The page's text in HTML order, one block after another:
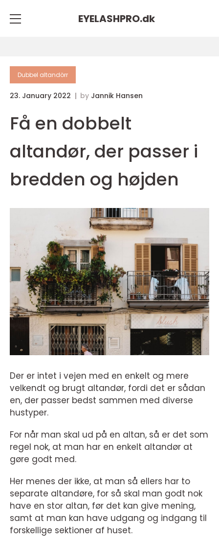
EYELASHPRO.dk
Dubbel altandörr
23. January 2022 by Jannik Hansen
Få en dobbelt
altandør, der passer i
bredden og højden
Der er intet i vejen med en enkelt og mere
velkendt og brugt altandør, fordi det er sådan
en, der passer bedst sammen med diverse
hustyper.
For når man skal ud på en altan, så er det som
regel nok, at man har en enkelt altandør at
gøre godt med.
Her menes der ikke, at man så ellers har to
separate altandøre, for så skal man godt nok
have en stor altan, før det kan give mening,
samt at man kan have udgang og indgang til
forskellige sektioner af huset.